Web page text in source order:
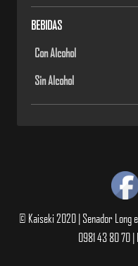
BEBIDAS
Con Alcohol
Sin Alcohol
© Kaiseki 2020 | Senador Long
0981 43 80 70